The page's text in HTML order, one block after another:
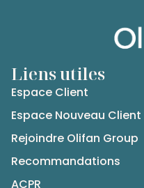
Liens utiles
Espace Client
Espace Nouveau Client
Rejoindre Olifan Group
Recommandations
ACPR